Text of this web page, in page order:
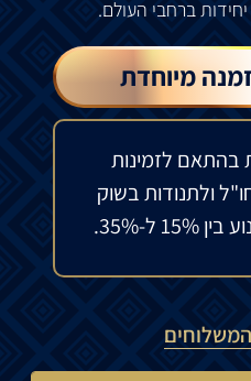
מיוחדת
בהתאם לזמינות
ולתנודות בשוק
ל-35%.